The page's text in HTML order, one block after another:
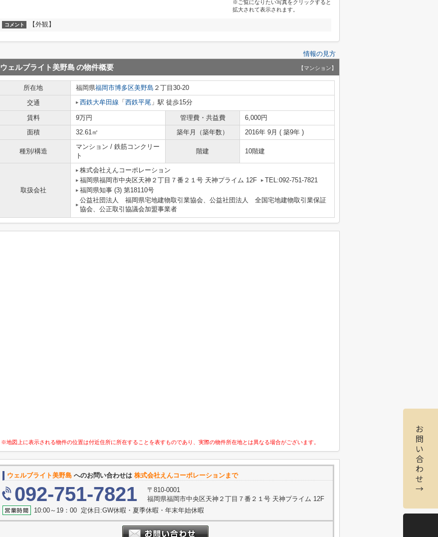
※ご覧になりたい写真をクリックすると
拡大されて表示されます。
コメント 【外観】
情報の見方
ウェルブライト美野島 の物件概要 【マンション】
所在地 福岡県福岡市博多区美野島 ２丁目30-20
交通
西鉄大牟田線 「 西鉄平尾 」駅 徒歩15分
賃料 9万円 管理費・共益費
6,000円
面積
32.61㎡ 築年月（築年数） 2016年 9月 ( 築9年 )
種別/構造
マンション / 鉄筋コンクリー
ト
階建 10階建
取扱会社
株式会社えんコーポレーション
福岡県福岡市中央区天神２丁目７番２１号 天神プライム 12F
TEL:092-751-7821
福岡県知事 (3) 第18110号
公益社団法人 福岡県宅地建物取引業協会、公益社団法人 全国宅地建物取引業保証
協会、公正取引協議会加盟事業者
※地図上に表示される物件の位置は付近住所に所在することを表すものであり、実際の物件所在地とは異なる場合がございます。
ウェルブライト美野島 へのお問い合わせは 株式会社えんコーポレーションまで
092-751-7821
〒810-0001
福岡県福岡市中央区天神２丁目７番２１号 天神プライム 12F
10:00～19：00 定休日:GW休暇・夏季休暇・年末年始休暇
お
問
い
合
わ
せ
→